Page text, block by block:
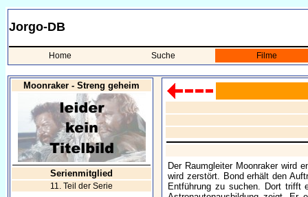
Jorgo-DB
Home Suche Filme
Moonraker - Streng geheim
Serienmitglied
11. Teil der Serie
Der Raumgleiter Moonraker wird
wird zerstört. Bond erhält den
Entführung zu suchen. Dort trifft